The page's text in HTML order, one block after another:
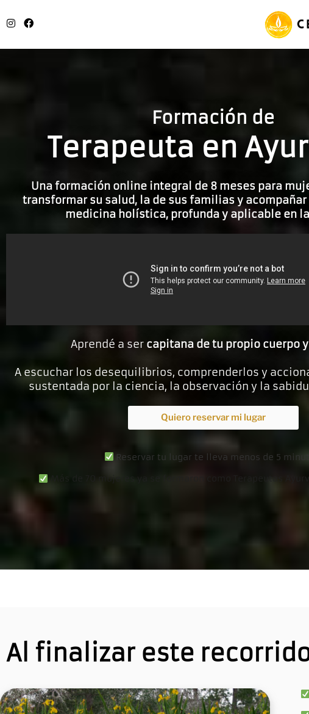
Formación de
Terapeuta en
Una formación online integral de 8 meses para
transformar su salud, la de sus familias y acompañar
medicina holística, profunda y aplicable en
Aprendé a ser capitana de tu propio cuerpo
A escuchar los desequilibrios, comprenderlos y
sustentada por la ciencia, la observación y la
Quiero reservar mi lugar
Reservar tu lugar te lleva menos de 5
Más de 70 mujeres ya se formaron como Terapeutas
Al finalizar este